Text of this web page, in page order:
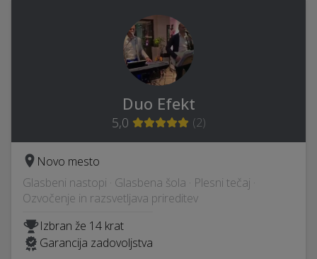
Duo Efekt
5,0 (2)
Novo mesto
Glasbeni nastopi · Glasbena šola · Plesni tečaj ·
Ozvočenje in razsvetljava prireditev
Izbran že 14 krat
Garancija zadovoljstva